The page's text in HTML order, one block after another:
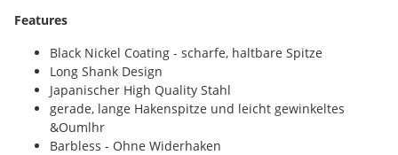
Features
Black Nickel Coating - scharfe, haltbare Spitze
Long Shank Design
Japanischer High Quality Stahl
gerade, lange Hakenspitze und leicht gewinkeltes
&Oumlhr
Barbless - Ohne Widerhaken